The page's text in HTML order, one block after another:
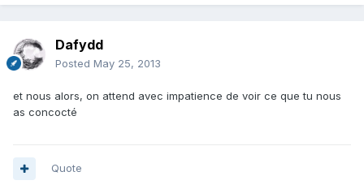
Dafydd
Posted May 25, 2013
et nous alors, on attend avec impatience de voir ce que tu nous
as concocté
Quote